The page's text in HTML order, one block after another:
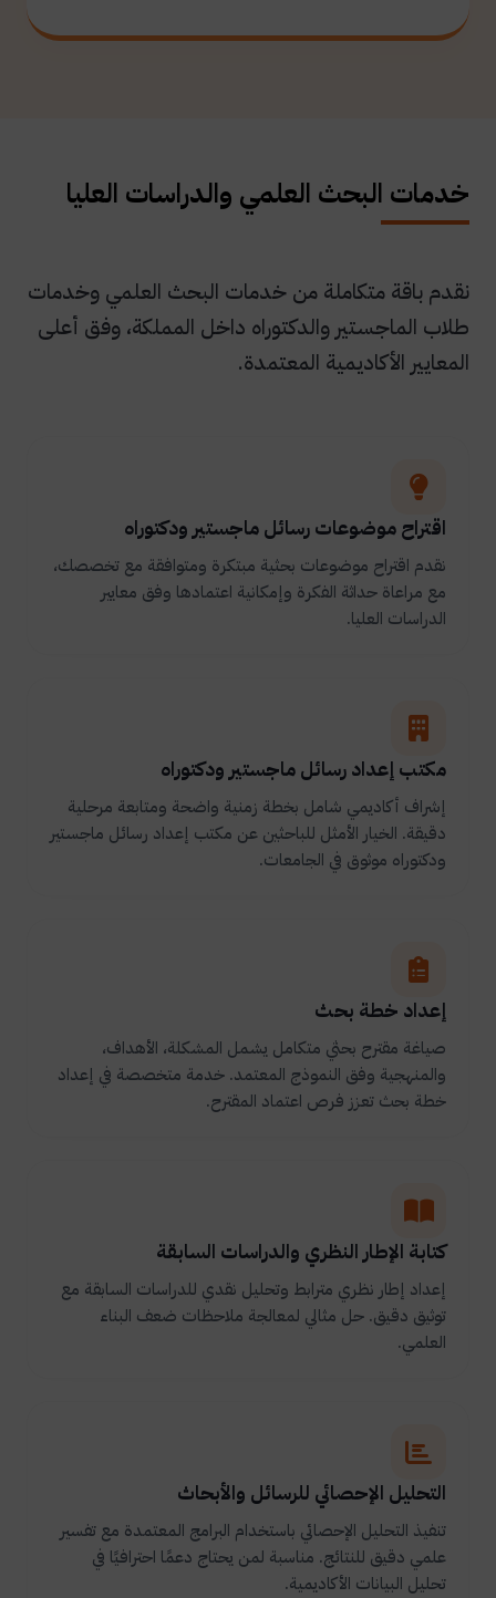
خدمات البحث العلمي والدراسات العليا
نقدم باقة متكاملة من خدمات البحث العلمي وخدمات
طلاب الماجستير والدكتوراه داخل المملكة، وفق أعلى
المعايير الأكاديمية المعتمدة.
اقتراح موضوعات رسائل ماجستير ودكتوراه
نقدم اقتراح موضوعات بحثية مبتكرة ومتوافقة مع تخصصك،
مع مراعاة حداثة الفكرة وإمكانية اعتمادها وفق معايير
الدراسات العليا.
مكتب إعداد رسائل ماجستير ودكتوراه
إشراف أكاديمي شامل بخطة زمنية واضحة ومتابعة مرحلية
دقيقة. الخيار الأمثل للباحثين عن مكتب إعداد رسائل ماجستير
ودكتوراه موثوق في الجامعات.
إعداد خطة بحث
صياغة مقترح بحثي متكامل يشمل المشكلة، الأهداف،
والمنهجية وفق النموذج المعتمد. خدمة متخصصة في إعداد
خطة بحث تعزز فرص اعتماد المقترح.
كتابة الإطار النظري والدراسات السابقة
إعداد إطار نظري مترابط وتحليل نقدي للدراسات السابقة مع
توثيق دقيق. حل مثالي لمعالجة ملاحظات ضعف البناء
العلمي.
التحليل الإحصائي للرسائل والأبحاث
تنفيذ التحليل الإحصائي باستخدام البرامج المعتمدة مع تفسير
علمي دقيق للنتائج. مناسبة لمن يحتاج دعمًا احترافيًا في
تحليل البيانات الأكاديمية.